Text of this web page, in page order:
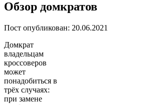
Обзор домкратов
Пост опубликован: 20.06.2021
Домкрат
владельцам
кроссоверов
может
понадобиться в
трёх случаях:
при замене